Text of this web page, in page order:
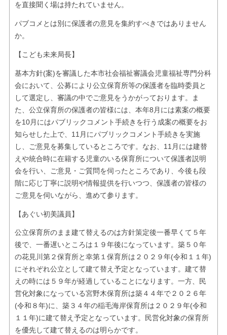
を直接聞く場は持たれていません。
パブコメとは別に保護者の意見を集約すべきではありません
か。
【こども未来局長】
基本方針(案)を審議した本市社会福祉審議会児童福祉専門分科
会において、公募により公立保育所等の保護者を臨時委員と
して選定し、審議の中でご意見をうかがっております。ま
た、公立保育所の保護者の皆様には、本年8月には素案の概要
を10月にはパブリックコメント手続きを行う成案の概要をお
知らせした上で、11月にパブリックコメント手続きを実施
し、ご意見を募集しているところです。なお、11月には建替
えや統合時に在籍する児童のいる保育所について保護者説明
会を行い、ご意見・ご質問を伺ったところであり、今後も段
階に応じ丁寧に説明や情報提供を行いつつ、保護者の皆様の
ご意見を伺いながら、進めて参ります。
【あぐい初美議員】
公立保育所のまま建て替えるのは方針策定後一番早くて５年
後で、一番遅いところは１９年後になっています。築５０年
の花見川第２保育所と幸第１保育所は２０２９年(令和１１年)
にそれぞれ公立として建て替え予定となっています。建て替
えの時には５９年が経過していることになります。一方、民
営化対象になっている宮野木保育所は築４４年で２０２６年
(令和８年)に、築３４年の稲毛海岸保育所は２０２９年(令和
１１年)に建て替え予定となっています。民営化対象の保育所
を優先して建て替えるのは明らかです。